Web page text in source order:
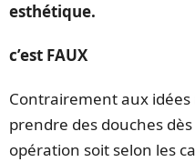
esthétique.
c’est FAUX
Contrairement aux idées
prendre des douches
opération soit selon les